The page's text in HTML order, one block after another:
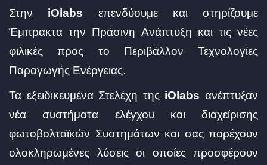
Στην iOlabs επενδύουμε και στηρίζουμε
Έμπρακτα την Πράσινη Ανάπτυξη και τις νέες
φιλικές προς το Περιβάλλον Τεχνολογίες
Παραγωγής Ενέργειας.
Τα εξειδικευμένα Στελέχη της iOlabs ανέπτυξαν
νέα συστήματα ελέγχου και διαχείρισης
φωτοβολταϊκών Συστημάτων και σας παρέχουν
ολοκληρωμένες λύσεις οι οποίες προσφέρουν